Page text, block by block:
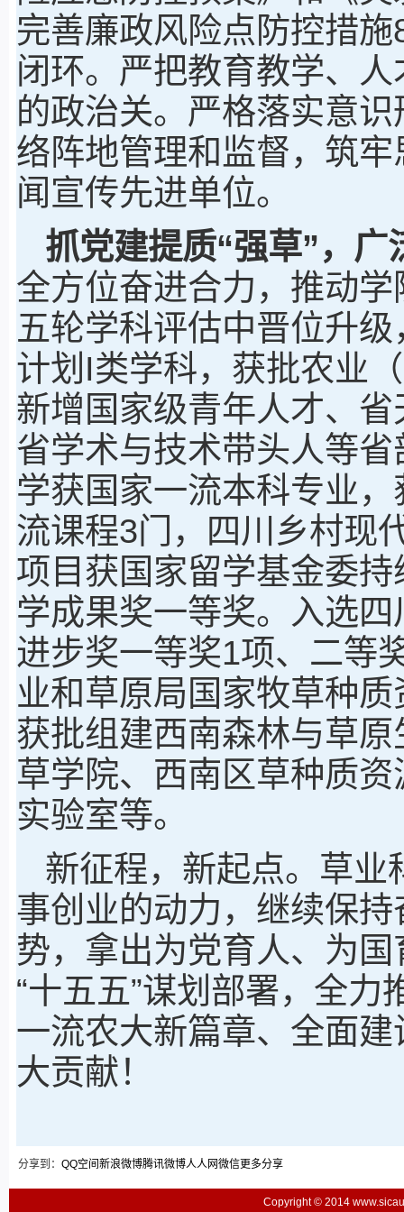
完善廉政风险点防控措
闭环。严把教育教学、
的政治关。严格落实意
络阵地管理和监督，筑
闻宣传先进单位。
抓党建提质“强草”， 广
全方位奋进合力，推动
五轮学科评估中晋位升
计划I类学科，获批农业
新增国家级青年人才、
省学术与技术带头人等
学获国家一流本科专业
流课程3门，四川乡村现
项目获国家留学基金委
学成果奖一等奖。入选
进步奖一等奖1项、二等
业和草原局国家牧草种
获批组建西南森林与草
草学院、西南区草种质
实验室等。
新征程，新起点。草业
事创业的动力，继续保
势，拿出为党育人、为
“十五五”谋划部署，全
一流农大新篇章、全面
大贡献！
分享到： QQ空间 新浪微博腾讯微博人人网微信更多分享
Copyright © 2014